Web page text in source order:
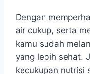
Dengan
air cukup, serta
kamu sudah
yang lebih sehat.
kecukupan nutrisi